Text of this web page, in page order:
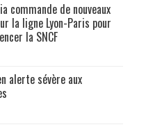
commande de nouveaux
la ligne Lyon-Paris pour
la SNCF
alerte sévère aux